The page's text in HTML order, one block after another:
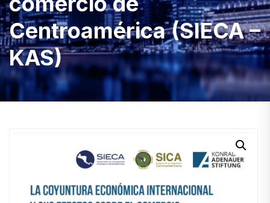
Centroamérica (SIECA –
KAS)